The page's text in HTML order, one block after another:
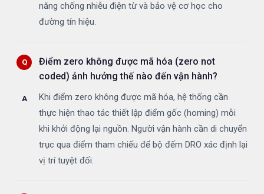
năng chống nhiễu điện từ và bảo vệ cơ học cho
đường tín hiệu.
Điểm zero không được mã hóa (zero not
coded) ảnh hưởng thế nào đến vận hành?
Khi điểm zero không được mã hóa, hệ thống cần
thực hiện thao tác thiết lập điểm gốc (homing) mỗi
khi khởi động lại nguồn. Người vận hành cần di chuyển
trục qua điểm tham chiếu để bộ đếm DRO xác định lại
vị trí tuyệt đối.